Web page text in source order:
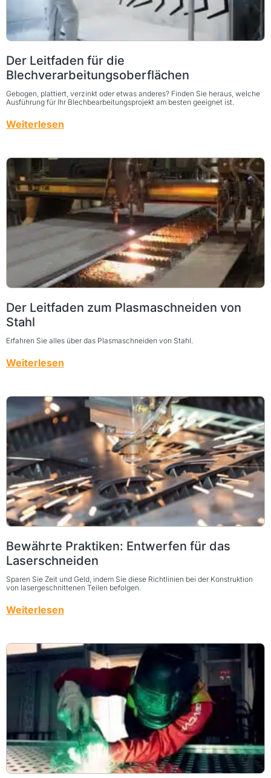
Der Leitfaden für die
Blechverarbeitungsoberflächen
Gebogen, plattiert, verzinkt oder etwas anderes? Finden Sie heraus, welche
Ausführung für Ihr Blechbearbeitungsprojekt am besten geeignet ist.
Weiterlesen
Der Leitfaden zum Plasmaschneiden von
Stahl
Erfahren Sie alles über das Plasmaschneiden von Stahl.
Weiterlesen
Bewährte Praktiken: Entwerfen für das
Laserschneiden
Sparen Sie Zeit und Geld, indem Sie diese Richtlinien bei der Konstruktion
von lasergeschnittenen Teilen befolgen.
Weiterlesen